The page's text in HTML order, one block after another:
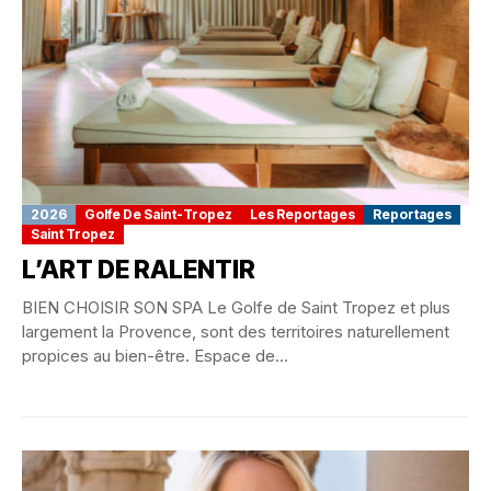
2026 Golfe De Saint-Tropez Les Reportages
Reportages
Saint Tropez
L’ART DE RALENTIR
BIEN CHOISIR SON SPA Le Golfe de Saint Tropez et plus
largement la Provence, sont des territoires naturellement
propices au bien-être. Espace de...